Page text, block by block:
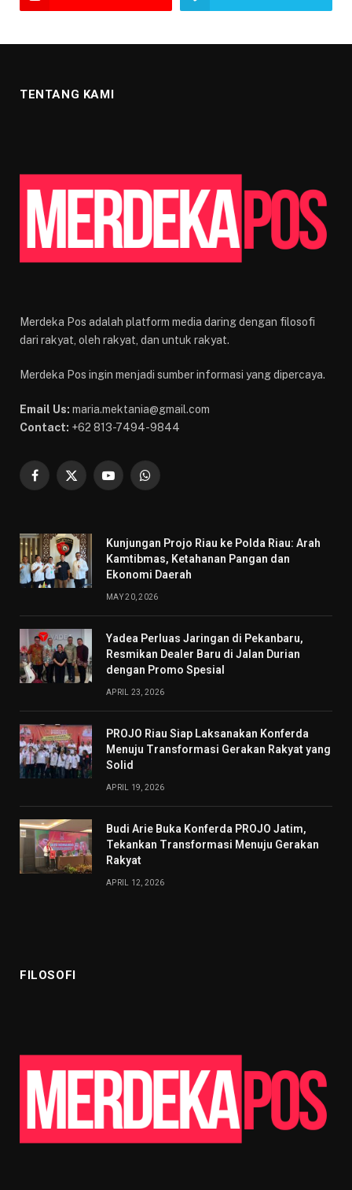
TENTANG KAMI
Merdeka Pos adalah platform media daring dengan filosofi
dari rakyat, oleh rakyat, dan untuk rakyat.
Merdeka Pos ingin menjadi sumber informasi yang dipercaya.
Email Us: maria.mektania@gmail.com
Contact: +62 813-7494-9844
Facebook
X
YouTubeWhatsApp
Kunjungan Projo Riau ke Polda Riau: Arah
Kamtibmas, Ketahanan Pangan dan
Ekonomi Daerah
MAY 20, 2026
Yadea Perluas Jaringan di Pekanbaru,
Resmikan Dealer Baru di Jalan Durian
dengan Promo Spesial
APRIL 23, 2026
PROJO Riau Siap Laksanakan Konferda
Menuju Transformasi Gerakan Rakyat yang
Solid
APRIL 19, 2026
Budi Arie Buka Konferda PROJO Jatim,
Tekankan Transformasi Menuju Gerakan
Rakyat
APRIL 12, 2026
FILOSOFI